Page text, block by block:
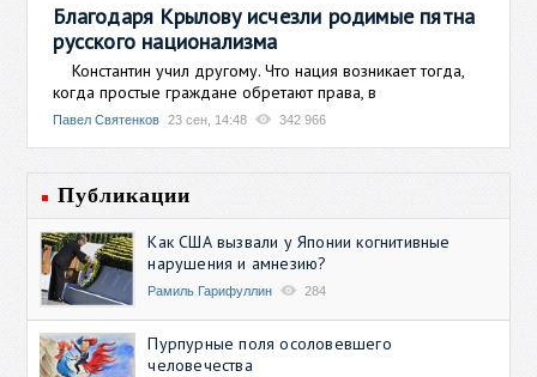
Благодаря Крылову исчезли родимые пятна
русского национализма
Константин учил другому. Что нация возникает тогда,
когда простые граждане обретают права, в
Павел Святенков 23 сен, 14:48 342 966
Публикации
Как США вызвали у Японии когнитивные
нарушения и амнезию?
Рамиль Гарифуллин 284
Пурпурные поля осоловевшего
человечества